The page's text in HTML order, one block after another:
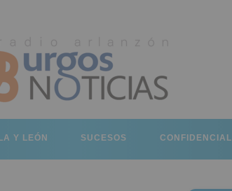
Y LEÓN SUCESOS CONFIDENCIAL